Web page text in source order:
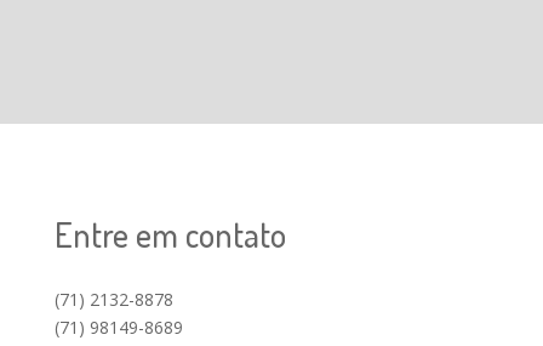
Entre em contato
(71) 2132-8878
(71) 98149-8689